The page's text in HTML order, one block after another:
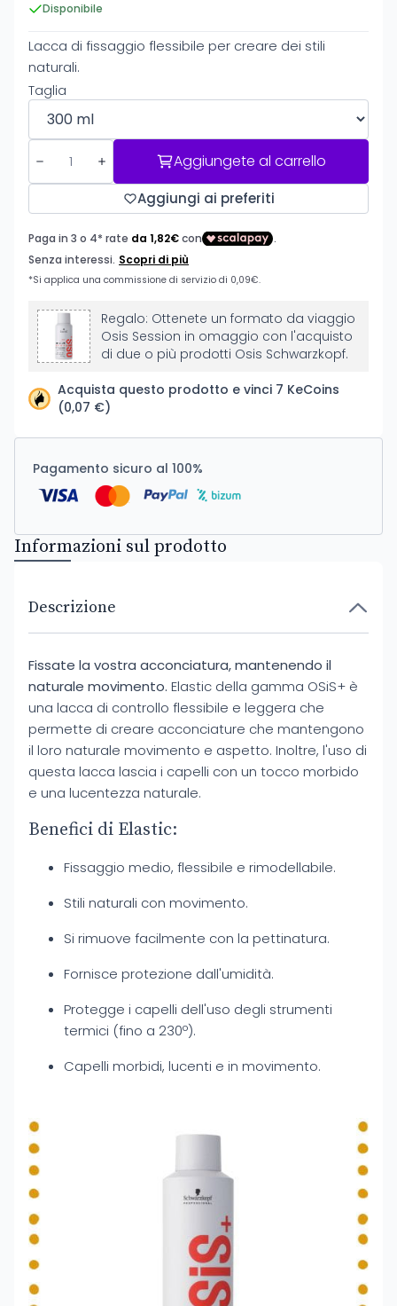
Disponibile
Lacca di fissaggio flessibile per creare dei stili
naturali.
Taglia
Aggiungete al carrello
Aggiungi ai preferiti
Regalo: Ottenete un formato da viaggio
Osis Session in omaggio con l'acquisto
di due o più prodotti Osis Schwarzkopf.
Acquista questo prodotto e vinci 7 KeCoins
(0,07 €)
Pagamento sicuro al 100%
Informazioni sul prodotto
Descrizione
Fissate la vostra acconciatura, mantenendo il
naturale movimento. Elastic della gamma OSiS+ è
una lacca di controllo flessibile e leggera che
permette di creare acconciature che mantengono
il loro naturale movimento e aspetto. Inoltre, l'uso di
questa lacca lascia i capelli con un tocco morbido
e una lucentezza naturale.
Benefici di Elastic:
Fissaggio medio, flessibile e rimodellabile.
Stili naturali con movimento.
Si rimuove facilmente con la pettinatura.
Fornisce protezione dall'umidità.
Protegge i capelli dell'uso degli strumenti
termici (fino a 230º).
Capelli morbidi, lucenti e in movimento.